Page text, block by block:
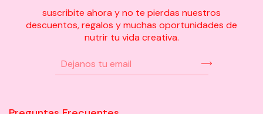
suscribite ahora y no te pierdas nuestros
descuentos, regalos y muchas oportunidades de
nutrir tu vida creativa.